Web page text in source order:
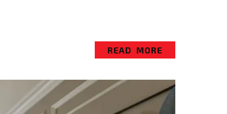
READ MORE